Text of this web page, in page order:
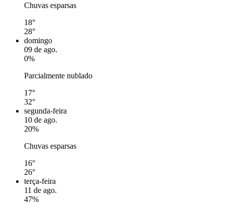
Chuvas esparsas
18°
28°
domingo
09 de ago.
0%
Parcialmente nublado
17°
32°
segunda-feira
10 de ago.
20%
Chuvas esparsas
16°
26°
terça-feira
11 de ago.
47%